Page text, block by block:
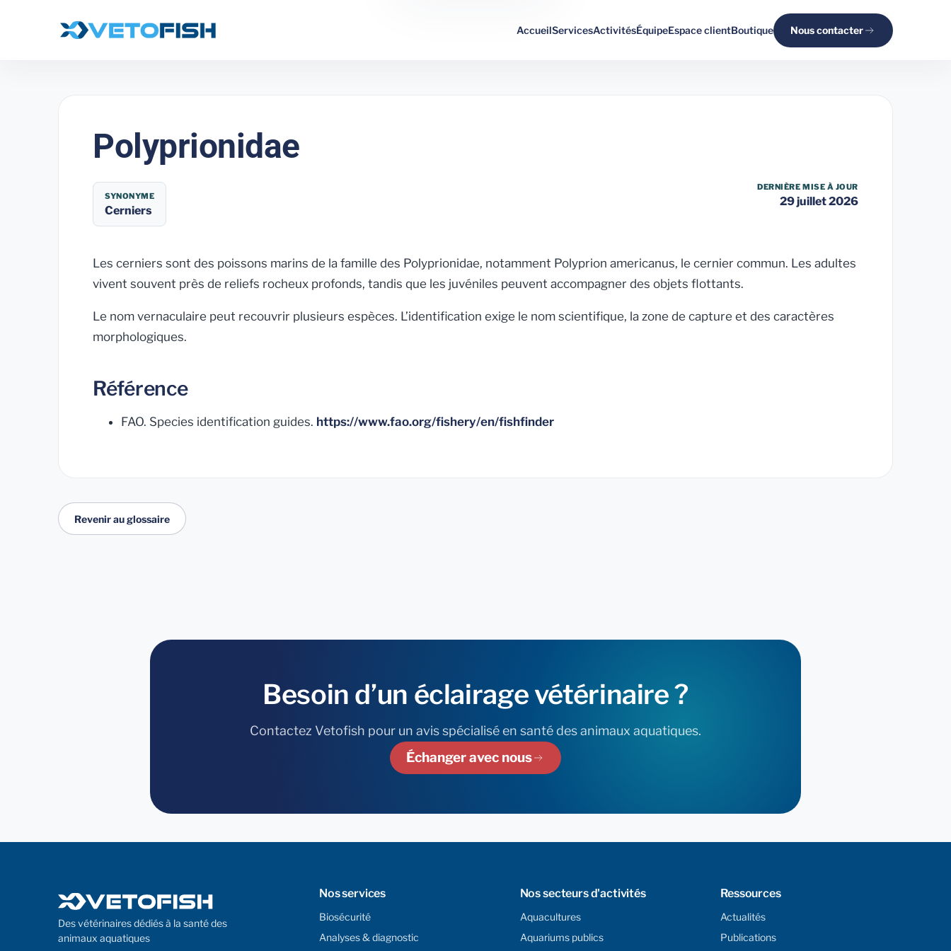
AccueilServicesActivitésÉquipeEspace clientBoutique Nous contacter
Polyprionidae
SYNONYME
Cerniers
DERNIÈRE MISE À JOUR
29 juillet 2026
Les cerniers sont des poissons marins de la famille des Polyprionidae, notamment Polyprion americanus, le cernier commun. Les adultes
vivent souvent près de reliefs rocheux profonds, tandis que les juvéniles peuvent accompagner des objets flottants.
Le nom vernaculaire peut recouvrir plusieurs espèces. L’identification exige le nom scientifique, la zone de capture et des caractères
morphologiques.
Référence
FAO. Species identification guides. https://www.fao.org/fishery/en/fishfinder
Revenir au glossaire
Besoin d’un éclairagevétérinaire?
Contactez Vetofish pour un avis spécialisé en santé des animaux aquatiques.
Échanger avec nous
Des vétérinaires dédiés à la santé des
animaux aquatiques
Nos services
Biosécurité
Analyses & diagnostic
Nos secteurs d'activités
Aquacultures
Aquariums publics
Ressources
Actualités
Publications